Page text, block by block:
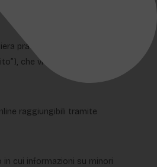
pratica e veloce, le
che vi vengono rese ai
raggiungibili tramite
in cui informazioni su minori